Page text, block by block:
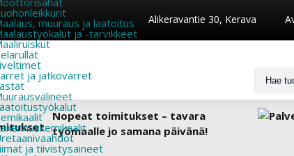
Alikeravantie 30, Kerava
muuraus ja laatoitus
ja -tarvikkeet
ja jatkovarret
ja tiivistysaineet
Nopeat toimitukset – tavara
työmaalle jo samana päivänä!